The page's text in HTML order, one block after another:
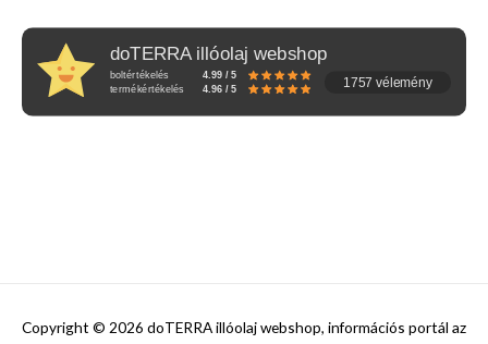
doTERRA illóolaj webshop
boltértékelés
4.99 / 5
termékértékelés
4.96 / 5 1757 vélemény
Copyright © 2026 doTERRA illóolaj webshop, információs portál az